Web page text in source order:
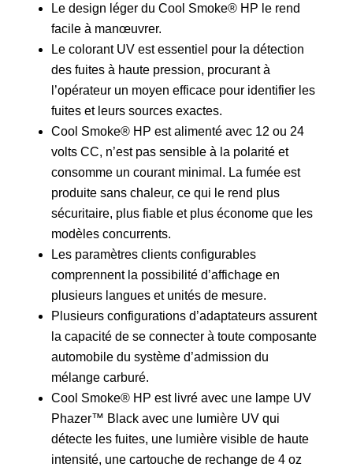
Le design léger du Cool Smoke® HP le rend
facile à manœuvrer.
Le colorant UV est essentiel pour la détection
des fuites à haute pression, procurant à
l’opérateur un moyen efficace pour identifier les
fuites et leurs sources exactes.
Cool Smoke® HP est alimenté avec 12 ou 24
volts CC, n’est pas sensible à la polarité et
consomme un courant minimal. La fumée est
produite sans chaleur, ce qui le rend plus
sécuritaire, plus fiable et plus économe que les
modèles concurrents.
Les paramètres clients configurables
comprennent la possibilité d’affichage en
plusieurs langues et unités de mesure.
Plusieurs configurations d’adaptateurs assurent
la capacité de se connecter à toute composante
automobile du système d’admission du
mélange carburé.
Cool Smoke® HP est livré avec une lampe UV
Phazer™ Black avec une lumière UV qui
détecte les fuites, une lumière visible de haute
intensité, une cartouche de rechange de 4 oz